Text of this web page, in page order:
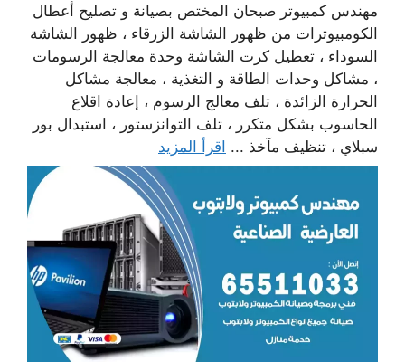
مهندس كمبيوتر صبحان المختص بصيانة و تصليح أعطال
الكومبيوترات من ظهور الشاشة الزرقاء ، ظهور الشاشة
السوداء ، تعطيل كرت الشاشة وحدة معالجة الرسومات
، مشاكل وحدات الطاقة و التغذية ، معالجة مشاكل
الحرارة الزائدة ، تلف معالج الرسوم ، إعادة اقلاع
الحاسوب بشكل متكرر ، تلف التوانزستور ، استبدال بور
سبلاي ، تنظيف مآخذ ... اقرأ المزيد